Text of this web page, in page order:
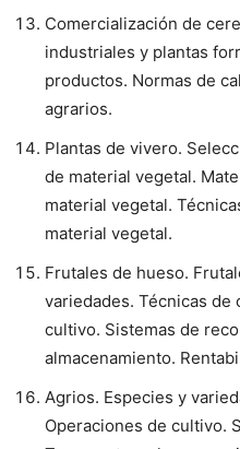
Comercialización de
industriales y plantas
productos. Normas de
agrarios.
Plantas de vivero.
de material vegetal.
material vegetal.
material vegetal.
Frutales de hueso.
variedades. Técnicas de
cultivo. Sistemas de
almacenamiento.
Agrios. Especies y
Operaciones de cultivo.